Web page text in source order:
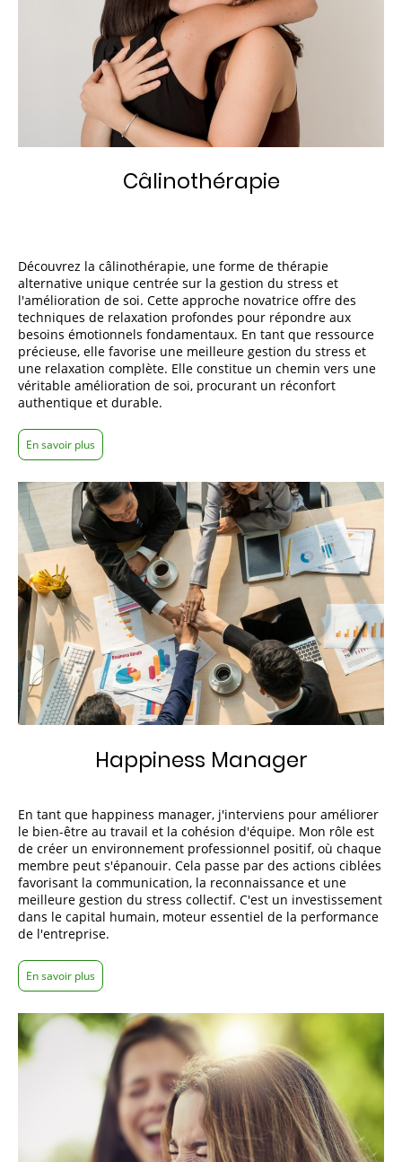
Câlinothérapie
Découvrez la câlinothérapie, une forme de thérapie
alternative unique centrée sur la gestion du stress et
l'amélioration de soi. Cette approche novatrice offre des
techniques de relaxation profondes pour répondre aux
besoins émotionnels fondamentaux. En tant que ressource
précieuse, elle favorise une meilleure gestion du stress et
une relaxation complète. Elle constitue un chemin vers une
véritable amélioration de soi, procurant un réconfort
authentique et durable.
En savoir plus
Happiness Manager
En tant que happiness manager, j'interviens pour améliorer
le bien-être au travail et la cohésion d'équipe. Mon rôle est
de créer un environnement professionnel positif, où chaque
membre peut s'épanouir. Cela passe par des actions ciblées
favorisant la communication, la reconnaissance et une
meilleure gestion du stress collectif. C'est un investissement
dans le capital humain, moteur essentiel de la performance
de l'entreprise.
En savoir plus